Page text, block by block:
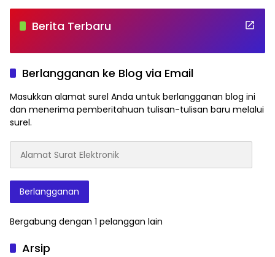
Berita Terbaru
Berlangganan ke Blog via Email
Masukkan alamat surel Anda untuk berlangganan blog ini
dan menerima pemberitahuan tulisan-tulisan baru melalui
surel.
Surat
Berlangganan
Bergabung dengan 1 pelanggan lain
Arsip